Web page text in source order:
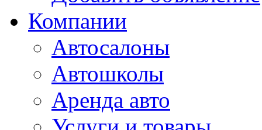
Компании
Автосалоны
Автошколы
Аренда авто